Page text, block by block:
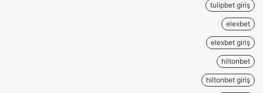
tulipbet giriş
elexbet
elexbet giriş
hiltonbet
hiltonbet giriş